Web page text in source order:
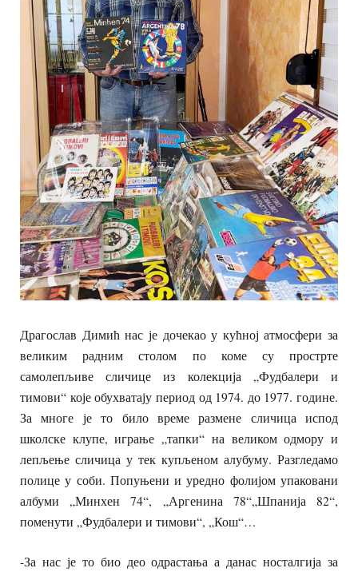
Драгослав Димић нас је дочекао у кућној атмосфери за
великим радним столом по коме су прострте
самолепљиве сличице из колекција „Фудбалери и
тимови“ које обухватају период од 1974. до 1977. године.
За многе је то било време размене сличица испод
школске клупе, играње „тапки“ на великом одмору и
лепљење сличица у тек купљеном алубуму. Разгледамо
полице у соби. Попуњени и уредно фолијом упаковани
албуми „Минхен 74“, „Аргенина 78“„Шпанија 82“,
поменути „Фудбалери и тимови“, „Кош“…
-За нас је то био део одрастања а данас носталгија за